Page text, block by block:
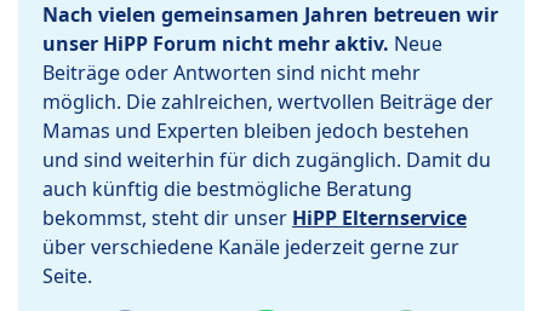
Nach vielen gemeinsamen Jahren betreuen wir
unser HiPP Forum nicht mehr aktiv. Neue
Beiträge oder Antworten sind nicht mehr
möglich. Die zahlreichen, wertvollen Beiträge der
Mamas und Experten bleiben jedoch bestehen
und sind weiterhin für dich zugänglich. Damit du
auch künftig die bestmögliche Beratung
bekommst, steht dir unser HiPP Elternservice
über verschiedene Kanäle jederzeit gerne zur
Seite.